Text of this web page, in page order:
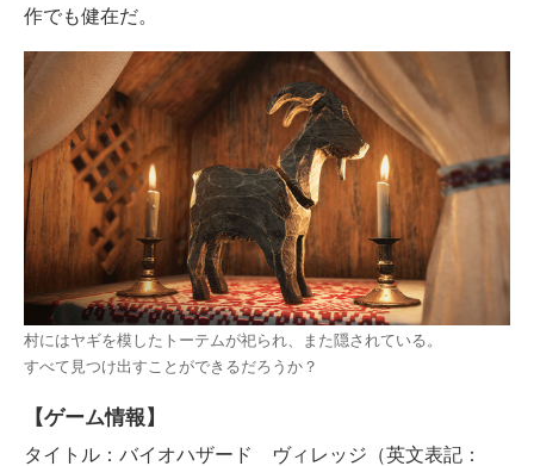
作でも健在だ。
村にはヤギを模したトーテムが祀られ、また隠されている。
すべて見つけ出すことができるだろうか？
【ゲーム情報】
タイトル：バイオハザード ヴィレッジ（英文表記：